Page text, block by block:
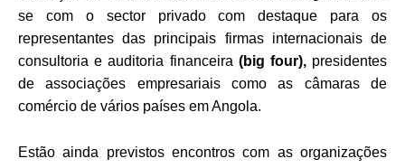
se com o sector privado com destaque para os
representantes das principais firmas internacionais de
consultoria e auditoria financeira (big four),presidentes
de associações empresariais como as câmaras de
comércio de vários países em Angola.
Estão ainda previstos encontros com as organizações